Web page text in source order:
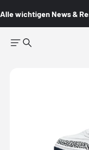
Alle wichtigen News &